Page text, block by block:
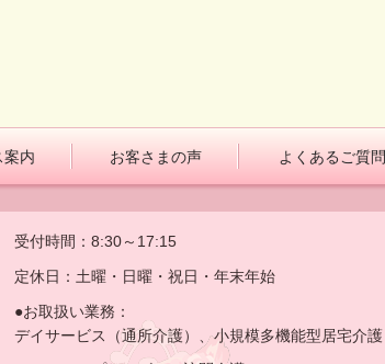
案内 お客さまの声 よくあるご質問
受付時間：8:30～17:15
定休日：土曜・日曜・祝日・年末年始
●お取扱い業務：
デイサービス（通所介護）、小規模多機能型居宅介護